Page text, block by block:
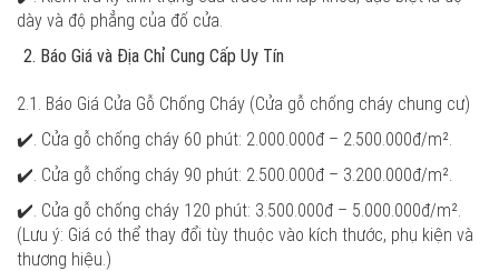
dày và độ phẳng của đố cửa.
Báo Giá và Địa Chỉ Cung Cấp Uy Tín
2.1. Báo Giá Cửa Gỗ Chống Cháy (Cửa gỗ chống cháy chung cư)
✔️. Cửa gỗ chống cháy 60 phút: 2.000.000đ – 2.500.000đ/m².
✔️. Cửa gỗ chống cháy 90 phút: 2.500.000đ – 3.200.000đ/m².
✔️. Cửa gỗ chống cháy 120 phút: 3.500.000đ – 5.000.000đ/m².
(Lưu ý: Giá có thể thay đổi tùy thuộc vào kích thước, phụ kiện và
thương hiệu.)